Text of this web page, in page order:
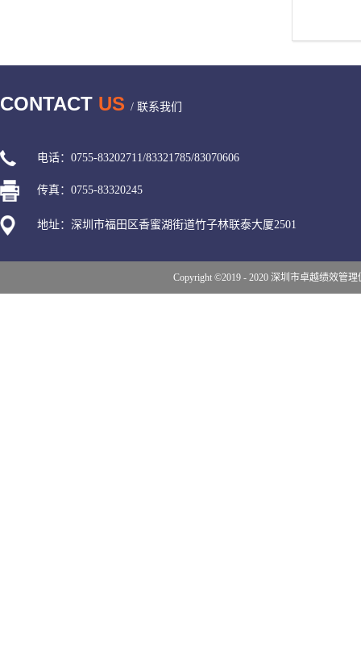
CONTACT US / 联系我们
电话：0755-83202711/83321785/83070606
传真：0755-83320245
地址：深圳市福田区香蜜湖街道竹子林联泰大厦2501
Copyright ©2019 - 2020 深圳市卓越绩效管理